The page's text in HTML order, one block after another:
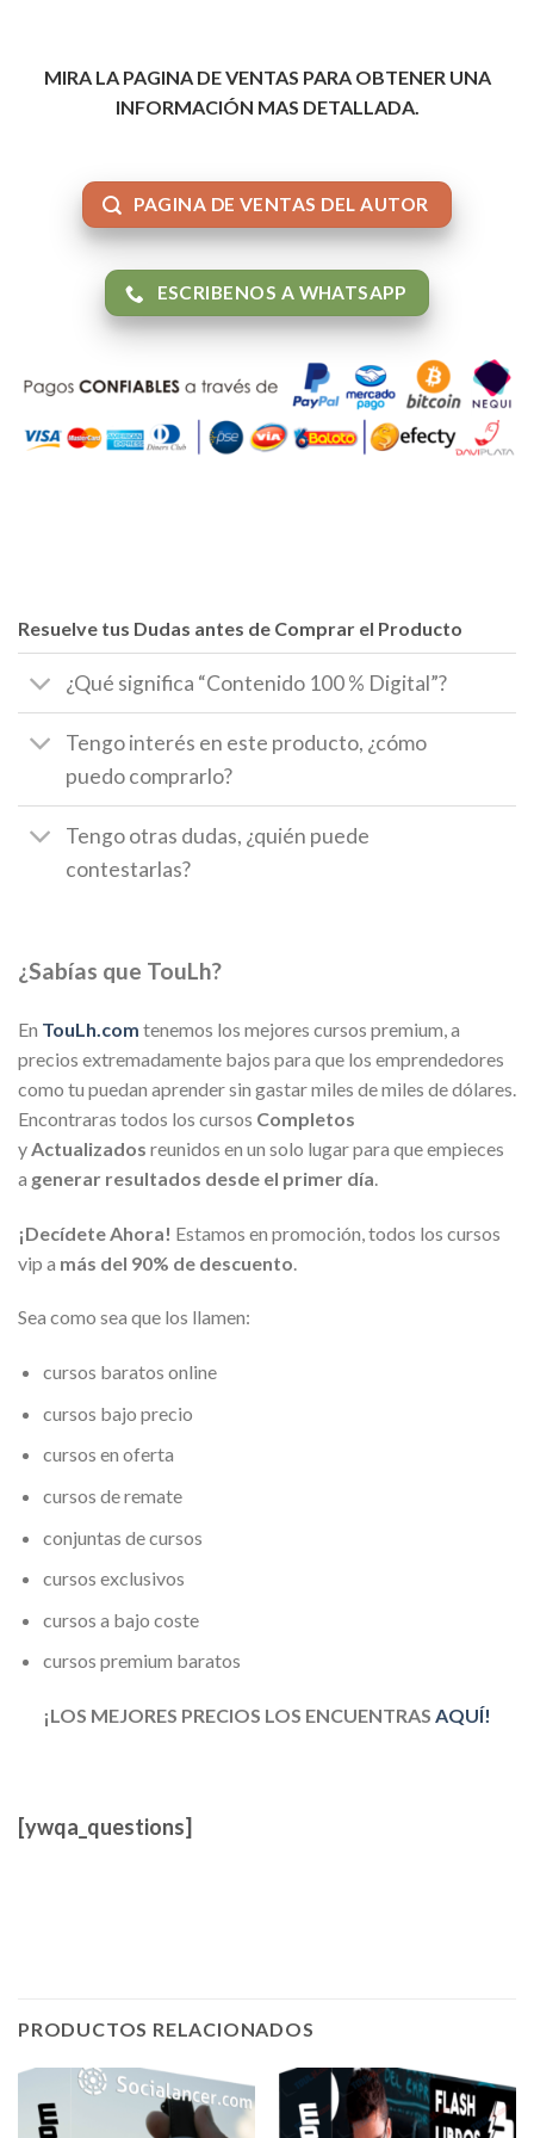
MIRA LA PAGINA DE VENTAS PARA OBTENER UNA
INFORMACIÓN MAS DETALLADA.
PAGINA DE VENTAS DEL AUTOR
ESCRIBENOS A WHATSAPP
Resuelve tus Dudas antes de Comprar el Producto
¿Qué significa “Contenido 100 % Digital”?
Tengo interés en este producto, ¿cómo
puedo comprarlo?
Tengo otras dudas, ¿quién puede
contestarlas?
¿Sabías que TouLh?
En TouLh.com tenemos los mejores cursos premium, a
precios extremadamente bajos para que los emprendedores
como tu puedan aprender sin gastar miles de miles de dólares.
Encontraras todos los cursos Completos
yActualizados reunidos en un solo lugar para que empieces
a generar resultados desde el primer día.
¡Decídete Ahora! Estamos en promoción, todos los cursos
vip a más del 90% de descuento
Sea como sea que los llamen:
cursos baratos online
cursos bajo precio
cursos en oferta
cursos de remate
conjuntas de cursos
cursos exclusivos
cursos a bajo coste
cursos premium baratos
¡LOS MEJORES PRECIOS LOS ENCUENTRAS AQUÍ!
[ywqa_questions]
PRODUCTOS RELACIONADOS